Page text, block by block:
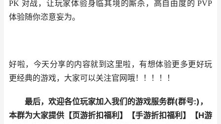
PK 对战，让玩家体验身临其境的厮杀，高自由度的 PVP
体验随你恣意妄为。
好啦，今天分享的内容就到这里啦，有想体验更多更好玩
更经典的游戏，大家可以关注官网哦！！！！！
最后，欢迎各位玩家加入我们的游戏服务群(群号:)，
本群为大家提供【页游折扣福利 】【手游折扣福利 】【H游